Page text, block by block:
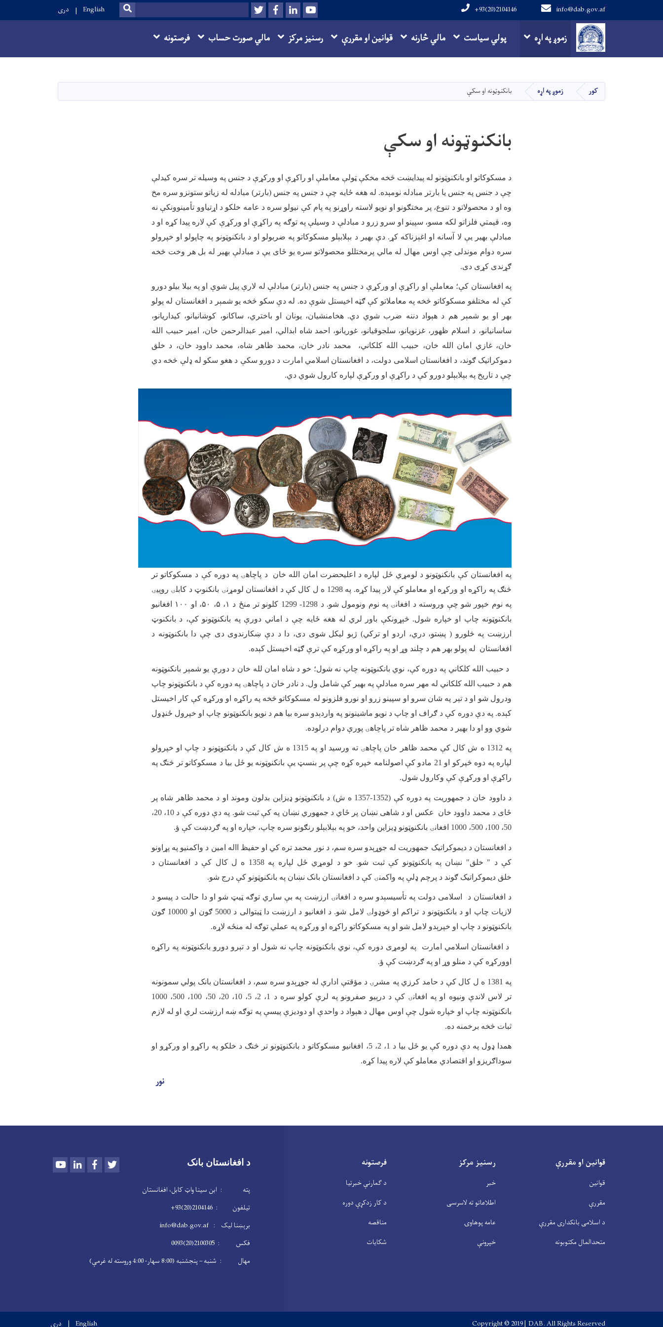
info@dab.gov.af
+93(20)2104146
Youtube
LinkedIn
Facebook
Twitter
Search
SEARCH
English دری
Main navigation
زموږ په اړه پولي سیاست مالي څارنه قوانین او مقررې رسنیز مرکز مالي صورت حساب فرصتونه
کور زموږ په اړه بانکنوټونه او سکې
بانکنوټونه او سکې
د مسکوکاتو او بانکنوټونو له پیدایښت څخه مخکې ټولې معاملې او راکړې او ورکړې د جنس په وسیله تر سره کیدلې
چې د جنس په جنس یا بارتر مبادله نومېده. له هغه ځایه چې د جنس په جنس (بارتر) مبادله له زیاتو ستونزو سره مخ
وه او د محصولاتو د تنوع، پر مختګونو او نویو لاسته راوړنو په پام کې نیولو سره د عامه خلکو د اړتیاوو تأمینوونکې نه
وه، قیمتي فلزاتو لکه مسو، سپینو او سرو زرو د مبادلې د وسیلې په توګه په راکړې او ورکړې کې لاره پیدا کړه او د
مبادلې بهیر یې لا آسانه او اغېزناکه کړ. دې بهیر د بېلابېلو مسکوکاتو په ضربولو او د بانکنوټونو په چاپولو او خپرولو
سره دوام موندلی چې اوس مهال له مالي پرمختللو محصولاتو سره یو ځای یې د مبادلې بهیر له بل هر وخت څخه
ګړندی کړی دی.
په افغانستان کې؛ معاملې او راکړې او ورکړې د جنس په جنس (بارتر) مبادلې له لارې پیل شوې او په بیلا بیلو دورو
کې له مختلفو مسکوکاتو څخه په معاملاتو کې ګټه اخیستل شوې ده. له دې سکو څخه یو شمېر د افغانستان له پولو
بهر او یو شمېر هم د هېواد دننه ضرب شوي دي. هخامنشیان، یونان او باختري، ساکانو، کوشانیانو، کیداریانو،
ساسانیانو، د اسلام ظهور، غزنویانو، سلجوقیانو، غوریانو، احمد شاه ابدالي، امیر عبدالرحمن خان، امیر حبیب الله
خان، غازي امان الله خان، حبیب الله کلکاني، محمد نادر خان، محمد ظاهر شاه، محمد داوود خان، د خلق
دموکراتیک ګوند، د افغانستان اسلامی دولت، د افغانستان اسلامي امارت د دورو سکې د هغو سکو له ډلې څخه دي
چې د تاریخ په بېلابېلو دورو کې د راکړې او ورکړې لپاره کارول شوي دي.
په افغانستان کې بانکنوټونو د لومړي ځل لپاره د اعلیحضرت امان الله خان د پاچاهۍ په دوره کې د مسکوکاتو تر
څنګ په راکړه او ورکړه او معاملو کې لار پیدا کړه. په 1298 ه ل کال کې د افغانستان لومړنۍ بانکنوټ د کابلۍ روپیۍ
په نوم خپور شو چې وروسته د افغانۍ په نوم ونومول شو. د 1298- 1299 کلونو تر منځ د
۱، ۵، ۵۰، او ۱۰۰ افغانیو
بانکنوټونه چاپ او خپاره شول. څېړونکې باور لري له هغه ځایه چې د اماني دورې په بانکنوټونو کې، د بانکنوټ
ارزښت په څلورو ( پښتو، دري، اردو او ترکي) ژبو لیکل شوی دی، دا د دې ښکارندوی دی چې دا بانکنوټونه د
افغانستان له پولو بهر هم د چلند وړ او په راکړه او ورکړه کې ترې ګټه اخیستل کېده.
د حبیب الله کلکاني په دوره کې، نوي بانکنوټونه چاپ نه شول؛ خو د شاه امان لله خان د دورې یو شمېر بانکنوټونه
هم د حبیب الله کلکاني له مهر سره مبادلې په بهیر کې شامل ول. د نادر خان د پاچاهۍ په دوره کې د بانکنوټونو چاپ
ودرول شو او د تېر په شان سرو او سپینو زرو او نورو فلزونو له مسکوکاتو څخه په راکړه او ورکړه کې کار اخیستل
کېده. په دې دوره کې د ګراف او چاپ د نویو ماشینونو په واردېدو سره بیا هم د نویو بانکنوټونو چاپ او خپرول ځنډول
شوي وو او دا بهیر د محمد ظاهر شاه تر پاچاهۍ پورې دوام درلوده.
په 1312 ه ش کال کې محمد ظاهر خان پاچاهۍ ته ورسید او په 1315 ه ش کال کې د بانکنوټونو د چاپ او خپرولو
لپاره په دوه څپرکو او 21 مادو کې اصولنامه خپره کړه چې پر بنسټ یې بانکنوټونه يو ځل بیا د مسکوکاتو تر څنګ په
راکړې او ورکړې کې وکارول شول.
د داوود خان د جمهوریت په دوره کې (1352-1357 ه ش) د بانکنوټونو ډیزاین بدلون وموند او د محمد ظاهر شاه پر
ځای د محمد داوود خان عکس او د شاهی نښان پر ځاي د جمهوري نښان په کې ثبت شو. په دې دوره کې د 10، 20،
50، 100، 500، 1000 افغانۍ بانکنوټونو ډیزاین واحد، خو په بېلابېلو رنګونو سره چاپ، خپاره او په ګردښت کې ؤ
.
د افغانستان د دیموکراتیک جمهوریت له جوړېدو سره سم، د نور محمد تره کي او حفیظ االه امین د واکمنیو په پړاونو
کې د " خلق" نښان په بانکنوټونو کې ثبت شو. خو د لومړي ځل لپاره په 1358 ه ل کال کې د افغانستان د
خلق دیموکراتیک ګوند د پرچم ډلې په واکمنۍ کې د افغانستان بانک نښان په بانکنوټونو کې درج شو.
د افغانستان د اسلامی دولت په تأسیسېدو سره د افغانۍ ارزښت په بې ساري توګه ټیټ شو او دا حالت د پیسو د
لازیات چاپ او د بانکنوټونو د تراکم او څوډولۍ لامل شو. د افغانیو د ارزښت دا ټیتوالی د 5000 ګون او 10000 ګون
بانکنوټونو د چاپ او خپرېدو لامل شو او په مسکوکاتو راکړه او ورکړه په عملي توګه له منځه لاړه.
د افغانستان اسلامي امارت په لومړی دوره کې، نوي بانکنوټونه چاپ نه شول او د تېرو دورو بانکنوټونه په راکړه
اوورکړه کې د منلو وړ او په ګردښت کې ؤ.
په 1381 ه ل کال کې د حامد کرزي په مشرۍ د مؤقتې ادارې له جوړېدو سره سم، د افغانستان بانک پولي سمونونه
تر لاس لاندې ونیوه او په افغانۍ کې د درېیو صفرونو په لرې کولو سره د 1، 2، 5، 10، 20، 50، 100، 500، 1000
بانکنوټونه چاپ او خپاره شول چې اوس مهال د هېواد د واحدې او دودیزې پیسې په توګه ښه ارزښت لري او له لازم
ثبات څخه برخمنه ده.
همدا ډول په دې دوره کې یو ځل بیا د 1، 2، 5، افغانیو مسکوکاتو د بانکنوټونو تر څنګ د خلکو په راکړو او ورکړو او
سوداګریزو او اقتصادي معاملو کې لاره پیدا کړه.
نور
قوانین او مقررې
قوانین
مقررې
د اسلامی بانکداری مقررې
متحدالمال مکتوبونه
رسنیز مرکز
خبر
اطلاعاتو ته لاسرسی
عامه پوهاوۍ
خپرونې
فرصتونه
د ګمارنې خبرتیا
د کار زدکړې دوره
مناقصه
شکایات
د افغانستان بانک YoutubeLinkedInFacebook
پته : ابن سینا واټ کابل، افغانستان
تیلفون : 2104146(20)93+
برېښنا لیک : info@dab.gov.af
فکس : 2100305(20)0093
مهال : شنبه – پنجشنبه (8:00 سهار- 4:00 وروسته له غرمې)
Copyright © 2019 | DAB. All Rights Reserved
English دری